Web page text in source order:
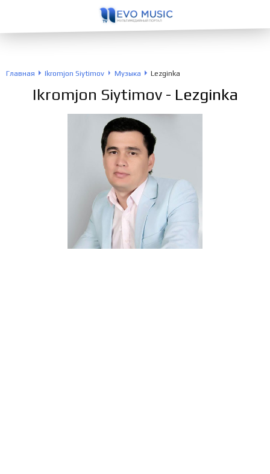
Главная Ikromjon Siytimov Музыка Lezginka
Ikromjon Siytimov- Lezginka